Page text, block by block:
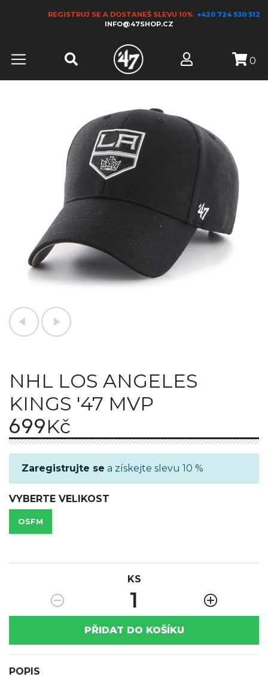
REGISTRUJ SE A DOSTANEŠ SLEVU 10% +420 724 530 512
INFO@47SHOP.CZ
0
NHL LOS ANGELES
KINGS '47 MVP
699Kč
Zaregistrujte se a získejte slevu 10 %
VYBERTE VELIKOST
OSFM
KS
1
PŘIDAT DO KOŠÍKU
POPIS